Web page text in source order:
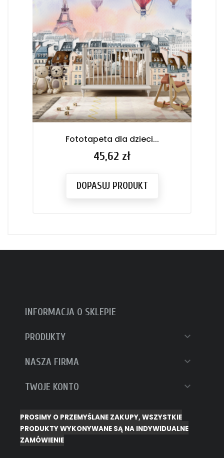
Fototapeta dla dzieci...
Cena
45,62 zł
DOPASUJ PRODUKT
INFORMACJA O SKLEPIE
PRODUKTY 
NASZA FIRMA 
TWOJE KONTO 
PROSIMY O PRZEMYŚLANE ZAKUPY, WSZYSTKIE
PRODUKTY WYKONYWANE SĄ NA INDYWIDUALNE
ZAMÓWIENIE